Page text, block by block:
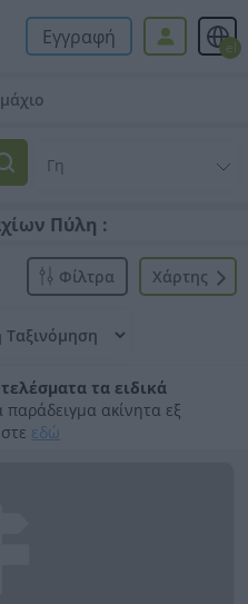
Εγγραφή el
Πύλη :
Xάρτης
Φίλτρα
τα ειδικά
ακίνητα εξ
εδώ